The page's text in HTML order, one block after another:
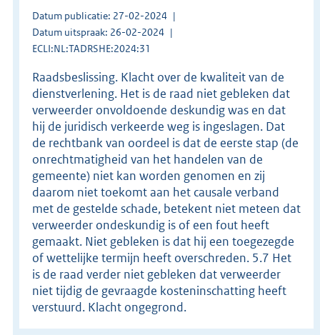
Datum publicatie: 27-02-2024
Datum uitspraak: 26-02-2024
ECLI:NL:TADRSHE:2024:31
Raadsbeslissing. Klacht over de kwaliteit van de
dienstverlening. Het is de raad niet gebleken dat
verweerder onvoldoende deskundig was en dat
hij de juridisch verkeerde weg is ingeslagen. Dat
de rechtbank van oordeel is dat de eerste stap (de
onrechtmatigheid van het handelen van de
gemeente) niet kan worden genomen en zij
daarom niet toekomt aan het causale verband
met de gestelde schade, betekent niet meteen dat
verweerder ondeskundig is of een fout heeft
gemaakt. Niet gebleken is dat hij een toegezegde
of wettelijke termijn heeft overschreden. 5.7 Het
is de raad verder niet gebleken dat verweerder
niet tijdig de gevraagde kosteninschatting heeft
verstuurd. Klacht ongegrond.